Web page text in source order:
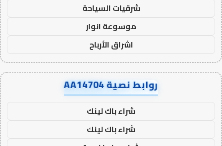
شرقيات السياحة
موسوعة انوار
اشراق الأرباح
روابط نصية AA14704
شراء باك لينك
شراء باك لينك